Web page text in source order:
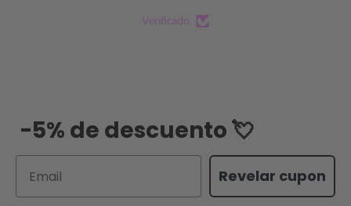
Verificado
-5% de descuento 💘
Revelar cupon